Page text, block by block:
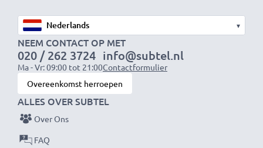
▾
NEEM CONTACT OP MET
020 / 262 3724
Ma - Vr: 09:00 tot 21:00
info@subtel.nl
Contactformulier
Overeenkomst herroepen
ALLES OVER SUBTEL
Over Ons
FAQ